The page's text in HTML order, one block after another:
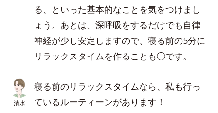
る、といった基本的なことを気をつけまし
ょう。あとは、深呼吸をするだけでも自律
神経が少し安定しますので、寝る前の5分に
リラックスタイムを作ることも◯です。
清水
寝る前のリラックスタイムなら、私も行っ
ているルーティーンがあります！